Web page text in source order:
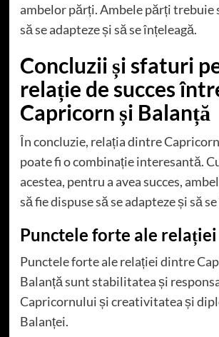
ambelor părți. Ambele părți trebuie
să se adapteze și să se înțeleagă.
Concluzii și sfaturi
relație de succes
Capricorn și Balanță
În concluzie, relația dintre
poate fi o combinație interesantă.
acestea, pentru a avea succes,
să fie dispuse să se adapteze și să
Punctele forte ale relației
Punctele forte ale relației dintre
Balanță sunt stabilitatea și
Capricornului și creativitatea și
Balanței.